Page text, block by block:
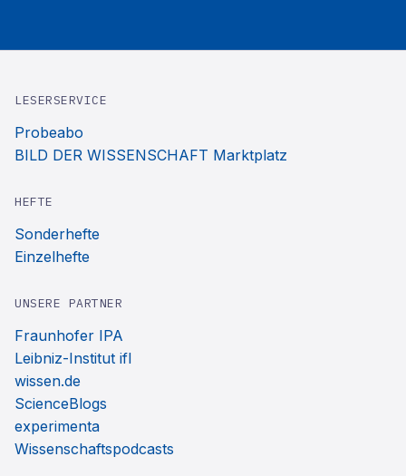
LESERSERVICE
Probeabo
BILD DER WISSENSCHAFT Marktplatz
HEFTE
Sonderhefte
Einzelhefte
UNSERE PARTNER
Fraunhofer IPA
Leibniz-Institut ifl
wissen.de
ScienceBlogs
experimenta
Wissenschaftspodcasts